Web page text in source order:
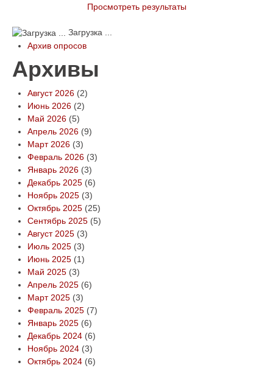
Просмотреть результаты
Загрузка ...
Архив опросов
Архивы
Август 2026 (2)
Июнь 2026 (2)
Май 2026 (5)
Апрель 2026 (9)
Март 2026 (3)
Февраль 2026 (3)
Январь 2026 (3)
Декабрь 2025 (6)
Ноябрь 2025 (3)
Октябрь 2025 (25)
Сентябрь 2025 (5)
Август 2025 (3)
Июль 2025 (3)
Июнь 2025 (1)
Май 2025 (3)
Апрель 2025 (6)
Март 2025 (3)
Февраль 2025 (7)
Январь 2025 (6)
Декабрь 2024 (6)
Ноябрь 2024 (3)
Октябрь 2024 (6)